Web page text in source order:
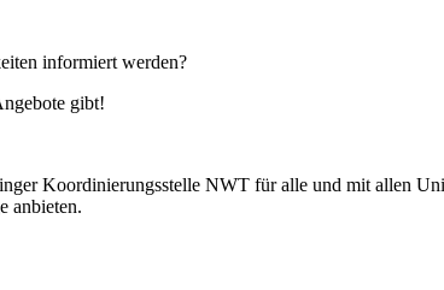
informiert werden?
gibt!
Koordinierungsstelle NWT für alle und mit allen
anbieten.